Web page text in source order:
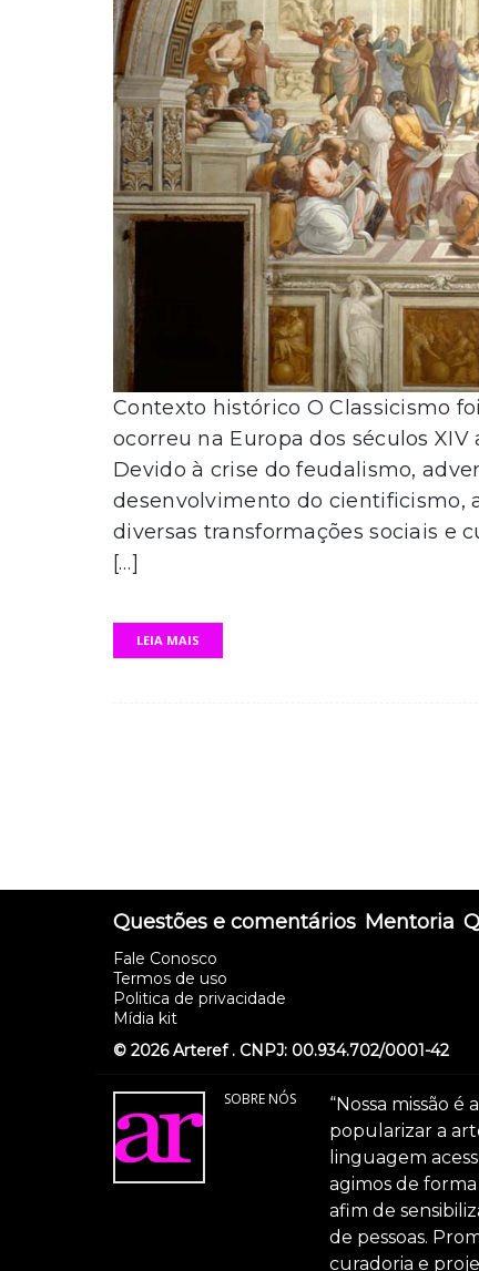
Contexto histórico O Classicismo
ocorreu na Europa dos séculos
Devido à crise do feudalismo,
desenvolvimento do cientificismo,
diversas transformações sociais e
[…]
LEIA MAIS
Questões e comentários
Fale Conosco
Termos de uso
Politica de privacidade
Mídia kit
Mentoria
© 2026 Arteref . CNPJ: 00.934.702/0001-42
SOBRE NÓS
“Nossa missão
popularizar a
linguagem
agimos de
afim de
de pessoas.
curadoria e